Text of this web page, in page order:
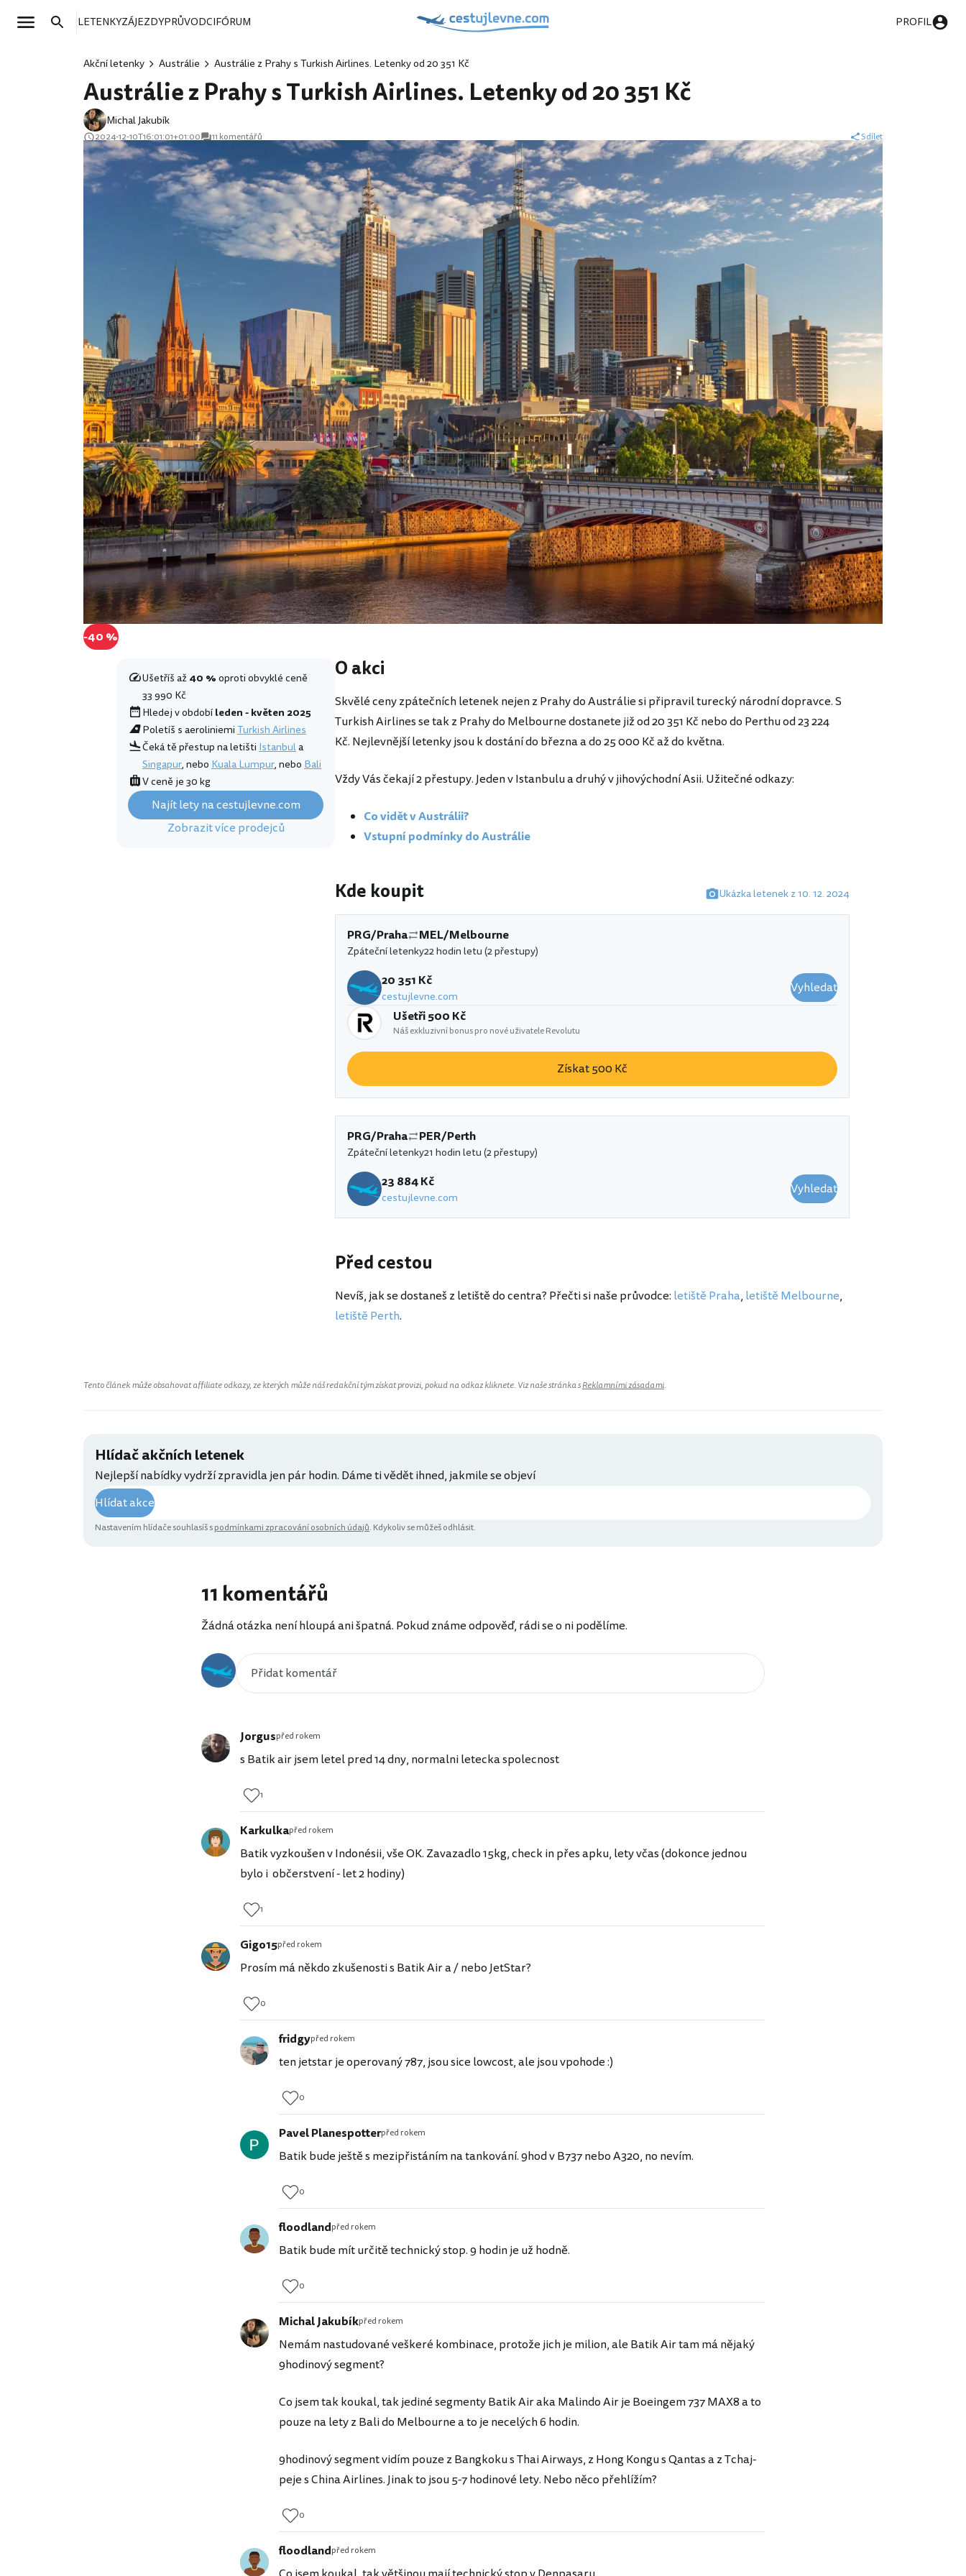
LETENKYZÁJEZDYPRŮVODCIFÓRUM PROFIL
Akční letenky Austrálie Austrálie z Prahy s Turkish Airlines. Letenky od 20 351 Kč
Austrálie z Prahy s Turkish Airlines. Letenky od 20 351 Kč
Michal Jakubík
2024-12-10T16:01:01+01:00 11 komentářů Sdílet
-40 %
Ušetříš až40 %oproti obvyklé ceně
33 990 Kč
Hledej v obdobíleden - květen 2025
Poletíš s aeroliniemiTurkish Airlines
Čeká tě přestup na letištiIstanbula
Singapur, neboKuala Lumpur, neboBali
V ceně je 30 kg
Najít lety na cestujlevne.com
Zobrazit více prodejců
O akci
Skvělé ceny zpátečních letenek nejen z Prahy do Austrálie si připravil turecký národní dopravce. S
Turkish Airlines se tak z Prahy do Melbourne dostanete již od 20 351 Kč nebo do Perthu od 23 224
Kč. Nejlevnější letenky jsou k dostání do března a do 25 000 Kč až do května.
Vždy Vás čekají 2 přestupy. Jeden v Istanbulu a druhý v jihovýchodní Asii. Užitečné odkazy:
Co vidět v Austrálii?
Vstupní podmínky do Austrálie
Kde koupit Ukázka letenek z 10. 12. 2024
PRG/Praha MEL/Melbourne
Zpáteční letenky22 hodin letu (2 přestupy)
20 351 Kč
cestujlevne.com
Vyhledat
Ušetři 500 Kč
Náš exkluzivní bonus pro nové uživatele Revolutu
Získat 500 Kč
PRG/Praha PER/Perth
Zpáteční letenky21 hodin letu (2 přestupy)
23 884 Kč
cestujlevne.com Vyhledat
Před cestou
Nevíš, jak se dostaneš z letiště do centra? Přečti si naše průvodce: letiště Praha, letiště Melbourne,
letiště Perth.
Tento článek může obsahovat affiliate odkazy, ze kterých může náš redakční tým získat provizi, pokud na odkaz kliknete. Viz naše stránka sReklamními zásadami.
Hlídač akčních letenek
Nejlepší nabídky vydrží zpravidla jen pár hodin. Dáme ti vědět ihned, jakmile se objeví
Hlídat akce
Nastavením hlídače souhlasíš spodmínkami zpracování osobních údajů. Kdykoliv se můžeš odhlásit.
11 komentářů
Žádná otázka není hloupá ani špatná. Pokud známe odpověď, rádi se o ni podělíme.
Jorguspřed rokem
s Batik air jsem letel pred 14 dny, normalni letecka spolecnost
1
Karkulkapřed rokem
Batik vyzkoušen v Indonésii, vše OK. Zavazadlo 15kg, check in přes apku, lety včas (dokonce jednou
bylo i občerstvení - let 2 hodiny)
1
Gigo15před rokem
Prosím má někdo zkušenosti s Batik Air a / nebo JetStar?
0
fridgypřed rokem
ten jetstar je operovaný 787, jsou sice lowcost, ale jsou vpohode :)
0
Pavel Planespotterpřed rokem
Batik bude ještě s mezipřistáním na tankování. 9hod v B737 nebo A320, no nevím.
0
floodlandpřed rokem
Batik bude mít určitě technický stop. 9 hodin je už hodně.
0
Michal Jakubíkpřed rokem
Nemám nastudované veškeré kombinace, protože jich je milion, ale Batik Air tam má nějaký
9hodinový segment?
Co jsem tak koukal, tak jediné segmenty Batik Air aka Malindo Air je Boeingem 737 MAX8 a to
pouze na lety z Bali do Melbourne a to je necelých 6 hodin.
9hodinový segment vidím pouze z Bangkoku s Thai Airways, z Hong Kongu s Qantas a z Tchaj-
peje s China Airlines. Jinak to jsou 5-7 hodinové lety. Nebo něco přehlížím?
0
floodlandpřed rokem